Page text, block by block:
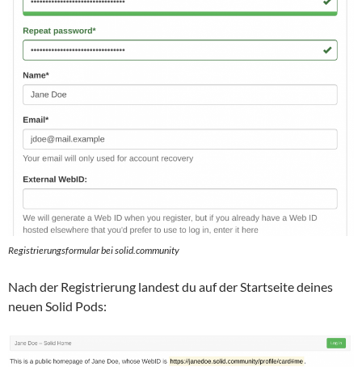
Registrierungsformular bei solid.community
Nach der Registrierung landest du auf der Startseite deines
neuen Solid Pods: